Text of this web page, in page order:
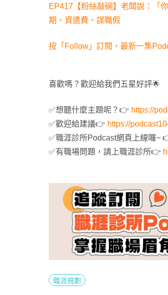
EP417【粉絲敲碗】老闆說：「
期、資遣費、謀職假
按「Follow」訂閱，最新一集
喜歡嗎？歡迎給我們五星好評🌟
✅想聽什麼主題呢？👉 https://
✅歡迎給建議👉 https://
✅職涯診所Podcast網頁上線囉~
✅有職場問題，請上職涯診所👉
職涯規劃